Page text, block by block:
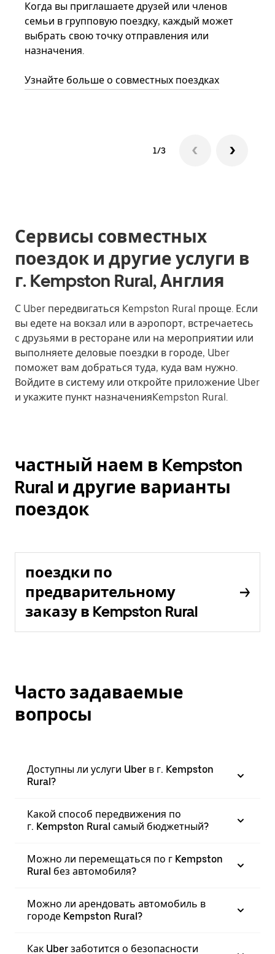
Когда вы приглашаете друзей или членов
семьи в групповую поездку, каждый может
выбрать свою точку отправления или
назначения.
Узнайте больше о совместных поездках
1/3
Сервисы совместных
поездок и другие услуги в
г. Kempston Rural, Англия
С Uber передвигаться Kempston Rural проще. Если
вы едете на вокзал или в аэропорт, встречаетесь
с друзьями в ресторане или на мероприятии или
выполняете деловые поездки в городе, Uber
поможет вам добраться туда, куда вам нужно.
Войдите в систему или откройте приложение Uber
и укажите пункт назначенияKempston Rural.
частный наем в Kempston
Rural и другие варианты
поездок
поездки по
предварительному
заказу в Kempston Rural
Часто задаваемые
вопросы
Доступны ли услуги Uber в г. Kempston
Rural?
Какой способ передвижения по
г. Kempston Rural самый бюджетный?
Можно ли перемещаться по г Kempston
Rural без автомобиля?
Можно ли арендовать автомобиль в
городе Kempston Rural?
Как Uber заботится о безопасности